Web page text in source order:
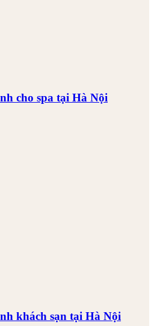
cho spa tại Hà Nội
khách sạn tại Hà Nội